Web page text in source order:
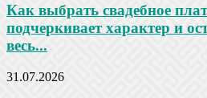
Как выбрать свадебное
подчеркивает характер и
весь...
31.07.2026